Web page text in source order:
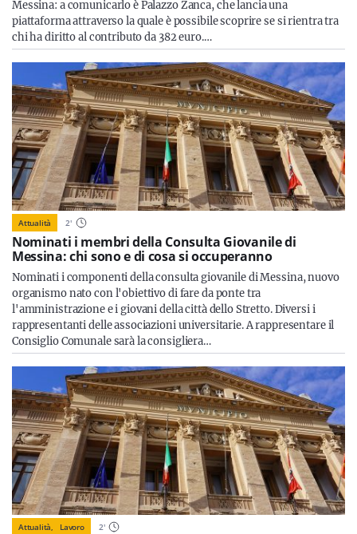
Messina: a comunicarlo è Palazzo Zanca, che lancia una
piattaforma attraverso la quale è possibile scoprire se si rientra tra
chi ha diritto al contributo da 382 euro.…
Attualità 2'
Nominati i membri della Consulta Giovanile di
Messina: chi sono e di cosa si occuperanno
Nominati i componenti della consulta giovanile di Messina, nuovo
organismo nato con l'obiettivo di fare da ponte tra
l'amministrazione e i giovani della città dello Stretto. Diversi i
rappresentanti delle associazioni universitarie. A rappresentare il
Consiglio Comunale sarà la consigliera…
Attualità, Lavoro 2'